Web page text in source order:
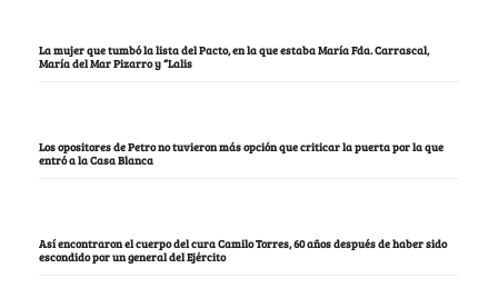
La mujer que tumbó la lista del Pacto, en la que estaba María Fda. Carrascal,
María del Mar Pizarro y “Lalis
Los opositores de Petro no tuvieron más opción que criticar la puerta por la que
entró a la Casa Blanca
Así encontraron el cuerpo del cura Camilo Torres, 60 años después de haber sido
escondido por un general del Ejército